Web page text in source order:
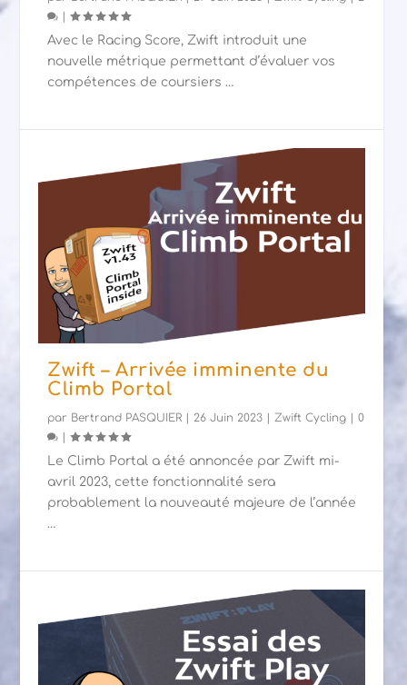
|
Avec le Racing Score, Zwift introduit une
nouvelle métrique permettant d’évaluer vos
compétences de coursiers …
Zwift – Arrivée imminente du
Climb Portal
par Bertrand PASQUIER 26 Juin 2023 |Zwift Cycling |0
|
Le Climb Portal a été annoncée par Zwift mi-
avril 2023, cette fonctionnalité sera
probablement la nouveauté majeure de l’année
…